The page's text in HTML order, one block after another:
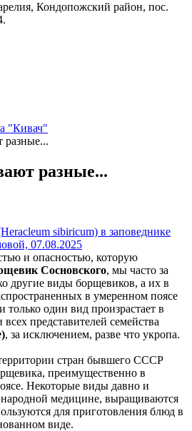
Кондопожский район, пос.
"Кивач"
разные...
и опасностью, которую
Сосновского, мы часто за
другие виды борщевиков, а их в
в умеренном поясе
один вид произрастает в
представителей семейства
), за исключением, разве что укропа.
стран бывшего СССР
преимущественно в
Некоторые виды давно и
медицине, выращиваются
для приготовления блюд в
виде.